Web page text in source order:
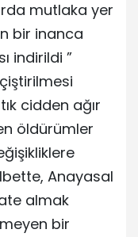
mutlaka yer
bir inanca
indirildi ”
cidden ağır
öldürümler
Anayasal
almak
bir